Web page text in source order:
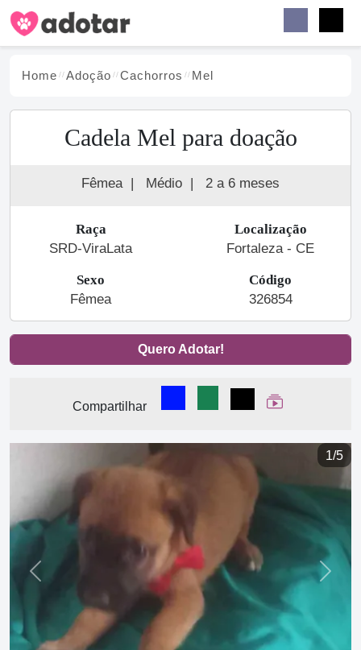
Home Adoção Cachorros Mel
Cadela Mel para doação
Fêmea | Médio | 2 a 6 meses
Raça
SRD-ViraLata
Localização
Fortaleza - CE
Sexo
Fêmea
Código
326854
Quero Adotar!
Compartilhar
Compartilhar no Facebook
Compartilhar no
Compartilhar
Ver Web Story
1/5
Previous Next